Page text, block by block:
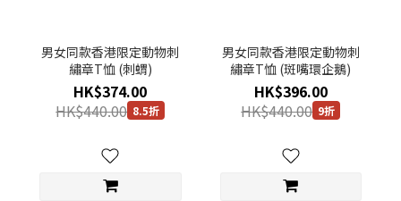
男女同款香港限定動物刺
繡章T恤 (刺蝟)
HK$374.00
HK$440.00 8.5折
男女同款香港限定動物刺
繡章T恤 (斑嘴環企鵝)
HK$396.00
HK$440.00 9折